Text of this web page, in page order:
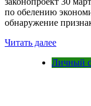
по обелению
обнаружение
Читать далее
Личный